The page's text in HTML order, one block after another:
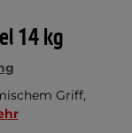
14 kg
Griff,